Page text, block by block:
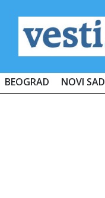
BEOGRAD NOVI SAD